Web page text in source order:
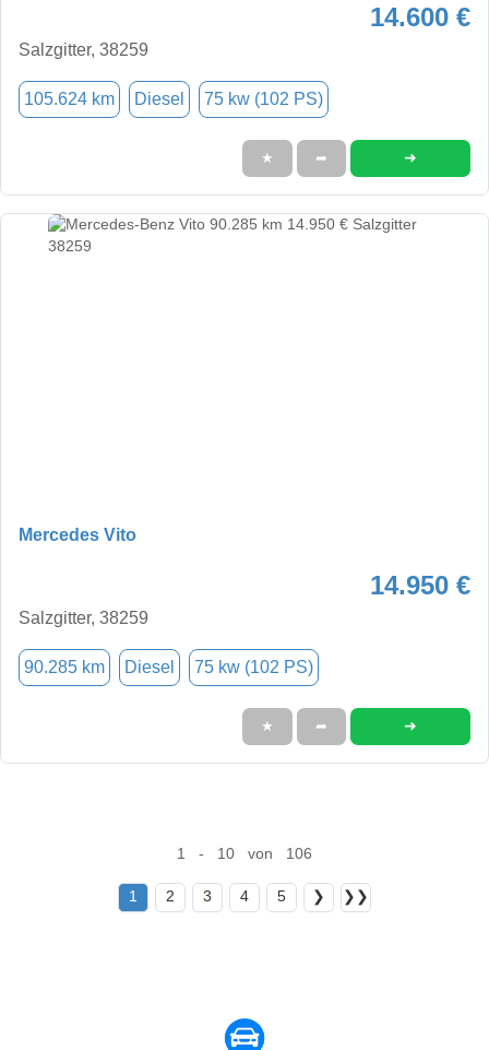
14.600 €
Salzgitter, 38259
105.624 km Diesel 75 kw (102 PS)
★ ➦ ➜
Mercedes Vito
14.950 €
Salzgitter, 38259
90.285 km Diesel 75 kw (102 PS)
★ ➦ ➜
1 - 10 von 106
1 2 3 4 5 ❯ ❯❯